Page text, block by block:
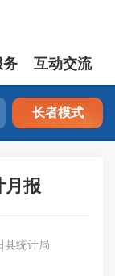
务 互动交流
长者模式
月报
县统计局